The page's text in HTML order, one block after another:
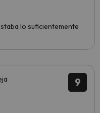
lo suficientemente
9